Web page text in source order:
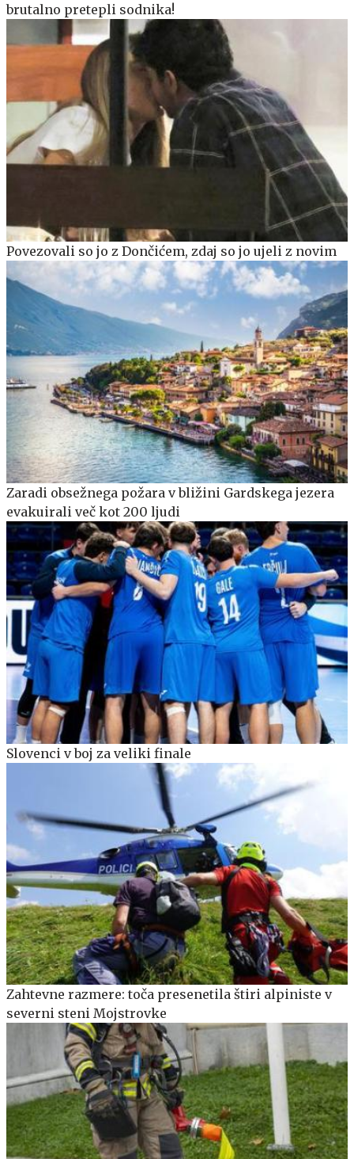
brutalno pretepli sodnika!
Povezovali so jo z Dončićem, zdaj so jo ujeli z novim
Zaradi obsežnega požara v bližini Gardskega jezera
evakuirali več kot 200 ljudi
Slovenci v boj za veliki finale
Zahtevne razmere: toča presenetila štiri alpiniste v
severni steni Mojstrovke